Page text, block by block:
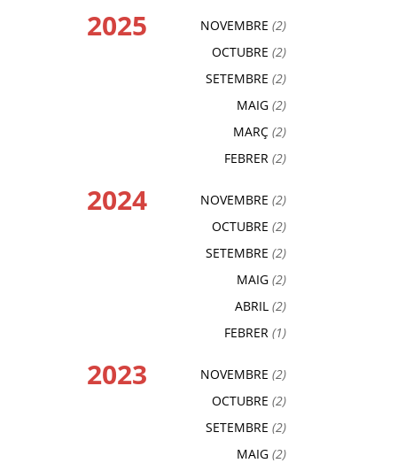
2025 NOVEMBRE (2)
OCTUBRE (2)
SETEMBRE (2)
MAIG (2)
MARÇ (2)
FEBRER (2)
2024 NOVEMBRE (2)
OCTUBRE (2)
SETEMBRE (2)
MAIG (2)
ABRIL (2)
FEBRER (1)
2023 NOVEMBRE (2)
OCTUBRE (2)
SETEMBRE (2)
MAIG (2)